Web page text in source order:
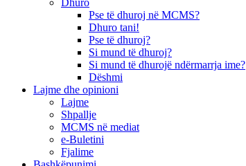
Pse të dhuroj në MCMS?
Dhuro tani!
Pse të dhuroj?
Si mund të dhuroj?
Si mund të dhurojë ndërmarrja ime?
Dëshmi
Lajme dhe opinioni
Lajme
Shpallje
MCMS në mediat
e-Buletini
Fjalime